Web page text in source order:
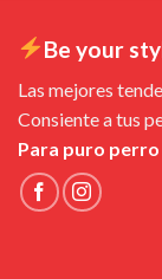
Be your
Las mejores
Consiente a tus
Para puro